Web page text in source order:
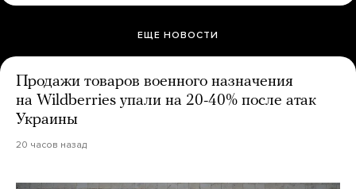
ЕЩЕ НОВОСТИ
Продажи товаров военного назначения
на Wildberries упали на 20-40% после атак
Украины
20 часов назад